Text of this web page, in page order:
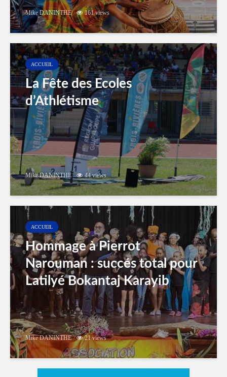
Mike DANINTHE 161 views
ACCUEIL
La Fête des Ecoles
d’Athlétisme
Mike DANINTHE 44 views
ACCUEIL
Hommage à Pierrot
Narouman : succés total pour
Latilyé Bokantaj Karayib
Mike DANINTHE 21 views